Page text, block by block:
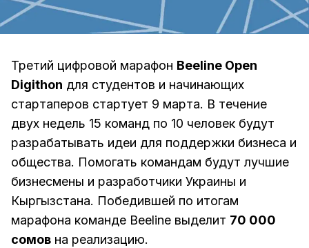
Третий цифровой марафон Beeline Open
Digithon для студентов и начинающих
стартаперов стартует 9 марта. В течение
двух недель 15 команд по 10 человек будут
разрабатывать идеи для поддержки бизнеса и
общества. Помогать командам будут лучшие
бизнесмены и разработчики Украины и
Кыргызстана. Победившей по итогам
марафона команде Beeline выделит 70 000
сомов на реализацию.